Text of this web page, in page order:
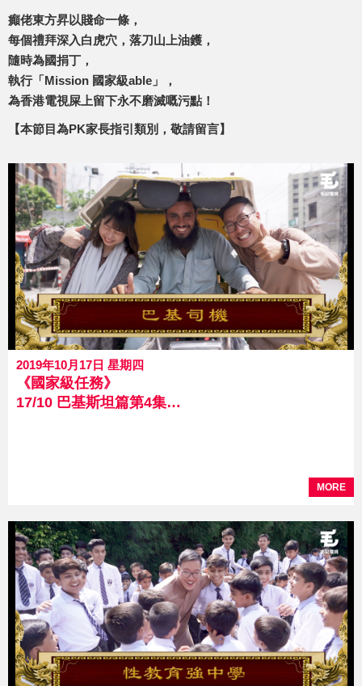
癲佬東方昇以賤命一條，
每個禮拜深入白虎穴，落刀山上油鑊，
隨時為國捐丁，
執行「Mission 國家級able」，
為香港電視屎上留下永不磨滅嘅污點！
【本節目為PK家長指引類別，敬請留言】
2019年10月17日 星期四
《國家級任務》
17/10 巴基斯坦篇第4集－巴基司機
MORE